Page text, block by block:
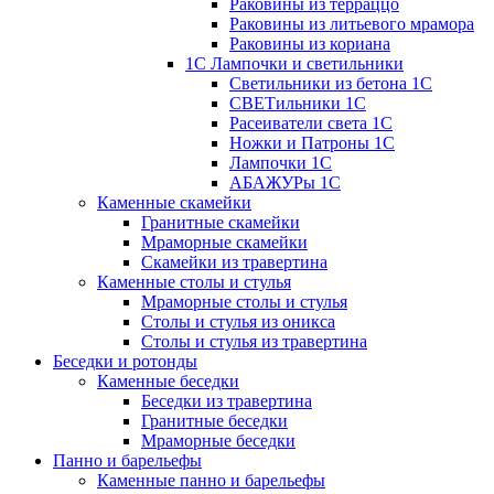
Раковины из терраццо
Раковины из литьевого мрамора
Раковины из кориана
1С Лампочки и светильники
Светильники из бетона 1С
СВЕТильники 1С
Расеиватели света 1С
Ножки и Патроны 1С
Лампочки 1С
АБАЖУРы 1С
Каменные скамейки
Гранитные скамейки
Мраморные скамейки
Скамейки из травертина
Каменные столы и стулья
Мраморные столы и стулья
Столы и стулья из оникса
Столы и стулья из травертина
Беседки и ротонды
Каменные беседки
Беседки из травертина
Гранитные беседки
Мраморные беседки
Панно и барельефы
Каменные панно и барельефы